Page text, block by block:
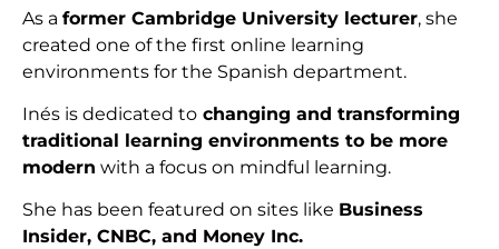
As a former Cambridge University lecturer, she
created one of the first online learning
environments for the Spanish department.
Inés is dedicated to changing and transforming
traditional learning environments to be more
modern with a focus on mindful learning.
She has been featured on sites like Business
Insider, CNBC, and Money Inc.